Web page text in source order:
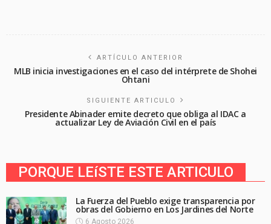
ARTÍCULO ANTERIOR
MLB inicia investigaciones en el caso del intérprete de Shohei
Ohtani
SIGUIENTE ARTICULO
Presidente Abinader emite decreto que obliga al IDAC a
actualizar Ley de Aviación Civil en el país
PORQUE LEíSTE ESTE ARTICULO
La Fuerza del Pueblo exige transparencia por
obras del Gobierno en Los Jardines del Norte
6 Agosto 2026